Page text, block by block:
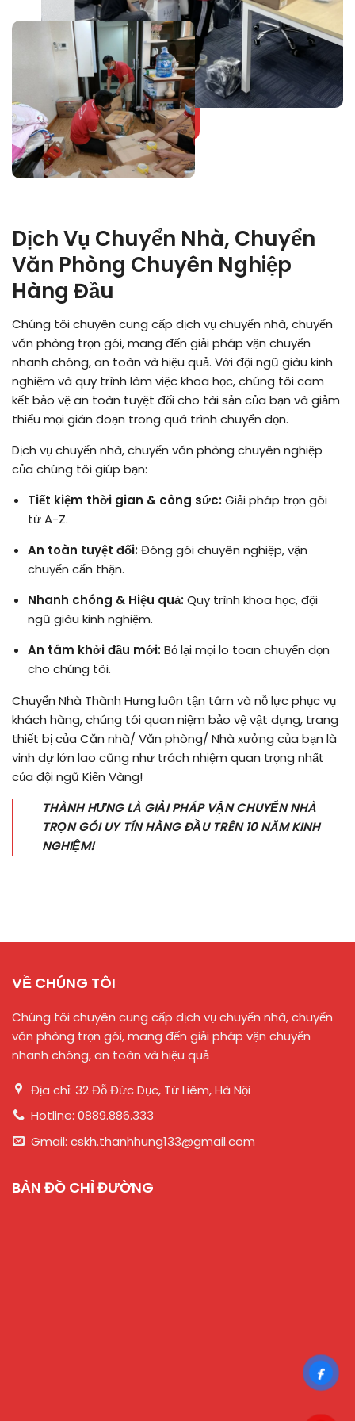
Dịch Vụ Chuyển Nhà, Chuyển
Văn Phòng Chuyên Nghiệp
Hàng Đầu
Chúng tôi chuyên cung cấp dịch vụ chuyển nhà, chuyển
văn phòng trọn gói, mang đến giải pháp vận chuyển
nhanh chóng, an toàn và hiệu quả. Với đội ngũ giàu kinh
nghiệm và quy trình làm việc khoa học, chúng tôi cam
kết bảo vệ an toàn tuyệt đối cho tài sản của bạn và giảm
thiểu mọi gián đoạn trong quá trình chuyển dọn.
Dịch vụ chuyển nhà, chuyển văn phòng chuyên nghiệp
của chúng tôi giúp bạn:
Tiết kiệm thời gian & công sức:Giải pháp trọn gói
từ A-Z.
An toàn tuyệt đối:Đóng gói chuyên nghiệp, vận
chuyển cẩn thận.
Nhanh chóng & Hiệu quả:Quy trình khoa học, đội
ngũ giàu kinh nghiệm.
An tâm khởi đầu mới:Bỏ lại mọi lo toan chuyển dọn
cho chúng tôi.
Chuyển Nhà Thành Hưng luôn tận tâm và nỗ lực phục vụ
khách hàng, chúng tôi quan niệm bảo vệ vật dụng, trang
thiết bị của Căn nhà/ Văn phòng/ Nhà xưởng của bạn là
vinh dự lớn lao cũng như trách nhiệm quan trọng nhất
của đội ngũ Kiến Vàng!
THÀNH HƯNG LÀ GIẢI PHÁP VẬN CHUYỂN NHÀ
TRỌN GÓI UY TÍN HÀNG ĐẦU TRÊN 10 NĂM KINH
NGHIỆM!
VỀ CHÚNG TÔI
Chúng tôi chuyên cung cấp dịch vụ chuyển nhà, chuyển
văn phòng trọn gói, mang đến giải pháp vận chuyển
nhanh chóng, an toàn và hiệu quả
Địa chỉ: 32 Đỗ Đức Dục, Từ Liêm, Hà Nội
Hotline: 0889.886.333
Gmail: cskh.thanhhung133@gmail.com
BẢN ĐỒ CHỈ ĐƯỜNG